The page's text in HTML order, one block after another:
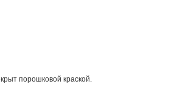
порошковой краской.